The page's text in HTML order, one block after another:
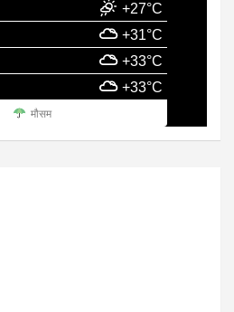
+27°C
+31°C
+33°C
+33°C
मौसम